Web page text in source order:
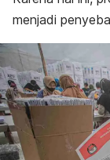
menjadi